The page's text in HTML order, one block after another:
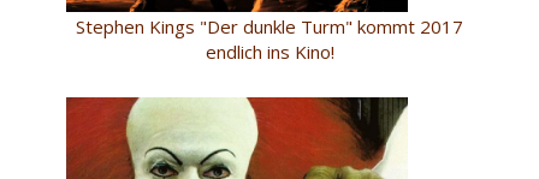
Stephen Kings "Der dunkle Turm" kommt 2017
endlich ins Kino!